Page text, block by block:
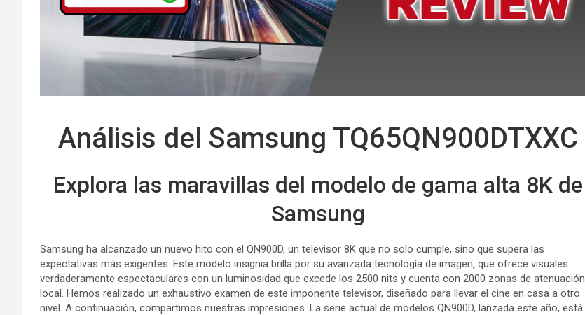
Análisis del Samsung TQ65QN900DTXXC
Explora las maravillas del modelo de gama alta 8K de
Samsung
Samsung ha alcanzado un nuevo hito con el QN900D, un televisor 8K que no solo cumple, sino que supera las
expectativas más exigentes. Este modelo insignia brilla por su avanzada tecnología de imagen, que ofrece visuales
verdaderamente espectaculares con un luminosidad que excede los 2500 nits y cuenta con 2000 zonas de atenuación
local. Hemos realizado un exhaustivo examen de este imponente televisor, diseñado para llevar el cine en casa a otro
nivel. A continuación, compartimos nuestras impresiones. La serie actual de modelos QN900D, lanzada este año, está